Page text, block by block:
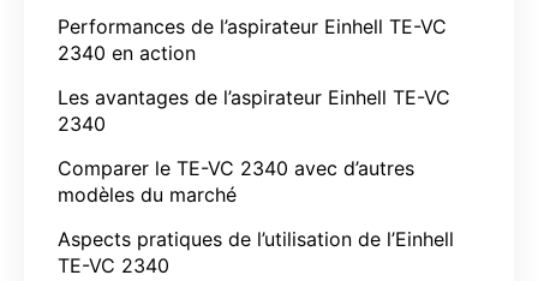
Performances de l’aspirateur Einhell TE-VC
2340 en action
Les avantages de l’aspirateur Einhell TE-VC
2340
Comparer le TE-VC 2340 avec d’autres
modèles du marché
Aspects pratiques de l’utilisation de l’Einhell
TE-VC 2340